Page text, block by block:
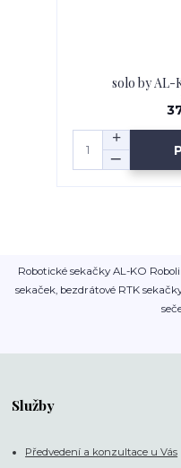
solo by AL-
Robotické sekačky AL-KO
sekaček, bezdrátové RTK
Služby
Předvedení a konzultace u Vás